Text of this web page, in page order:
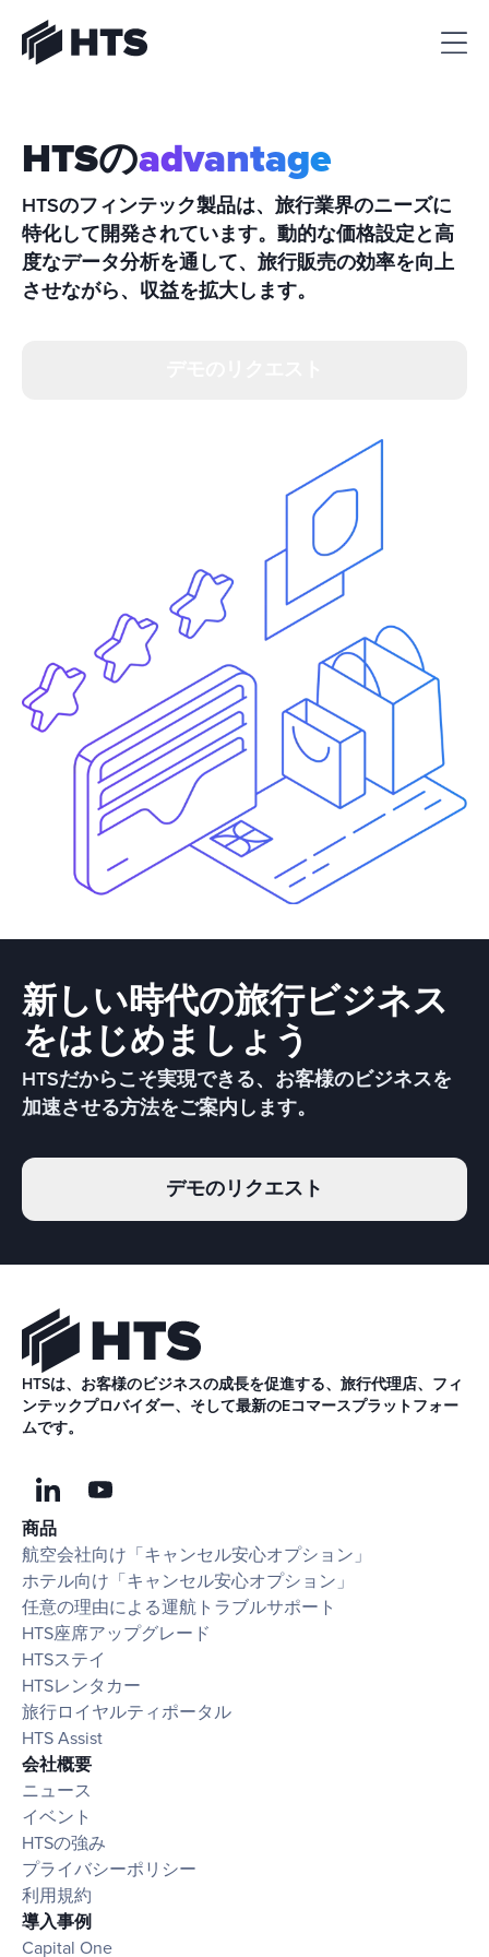
HTSのadvantage
HTSのフィンテック製品は、旅行業界のニーズに
特化して開発されています。動的な価格設定と高
度なデータ分析を通して、旅行販売の効率を向上
させながら、収益を拡大します。
新しい時代の旅行ビジネス
をはじめましょう
HTSだからこそ実現できる、お客様のビジネスを
加速させる方法をご案内します。
デモのリクエスト
HTSは、お客様のビジネスの成長を促進する、旅行代理店、フィ
ンテックプロバイダー、そして最新のEコマースプラットフォー
ムです。
商品
航空会社向け「キャンセル安心オプション」
ホテル向け「キャンセル安心オプション」
任意の理由による運航トラブルサポート
HTS座席アップグレード
HTSステイ
HTSレンタカー
旅行ロイヤルティポータル
HTS Assist
会社概要
ニュース
イベント
HTSの強み
プライバシーポリシー
利用規約
導入事例
Capital One